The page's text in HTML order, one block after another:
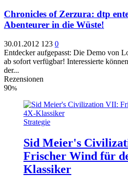
Chronicles of Zerzura: dtp
Abenteurer in die Wüste!
30.01.2012 123 0
Entdecker aufgepasst: Die Demo von
ab sofort verfügbar! Interessierte
der...
Rezensionen
90%
Strategie
Sid Meier's
Frischer Wind für
Klassiker